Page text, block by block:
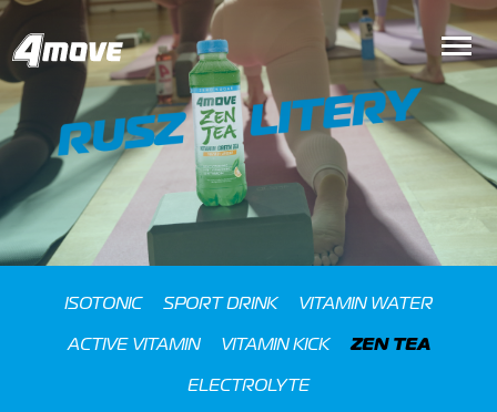
ISOTONIC SPORT DRINK
VITAMIN WATER
ACTIVE VITAMIN
VITAMIN KICK ZEN TEA
ELECTROLYTE